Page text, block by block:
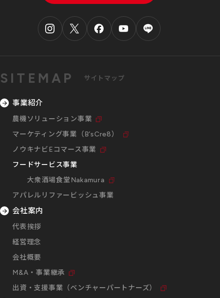
SITEMAP サイトマップ
事業紹介
農機ソリューション事業
マーケティング事業（B’sCre8）
ノウキナビEコマース事業
フードサービス事業
大衆酒場食堂Nakamura
アパレルリファービッシュ事業
会社案内
代表挨拶
経営理念
会社概要
M&A・事業継承
出資・支援事業（ベンチャーパートナーズ）